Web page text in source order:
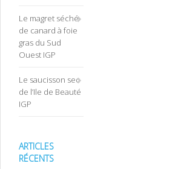
Le magret séché
de canard à foie
gras du Sud
Ouest IGP
Le saucisson sec
de l’Ile de Beauté
IGP
ARTICLES
RÉCENTS